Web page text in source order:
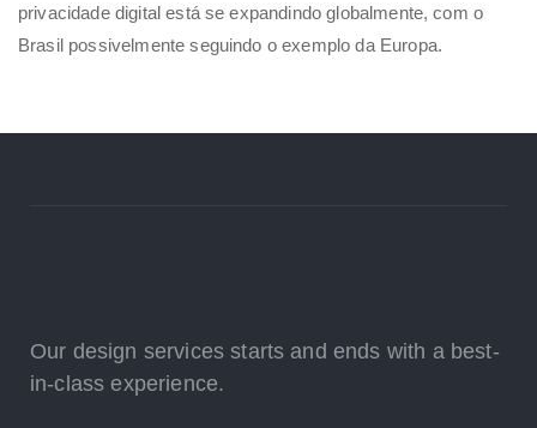
privacidade digital está se expandindo globalmente, com o
Brasil possivelmente seguindo o exemplo da Europa.
Our design services starts and ends with a best-
in-class experience.